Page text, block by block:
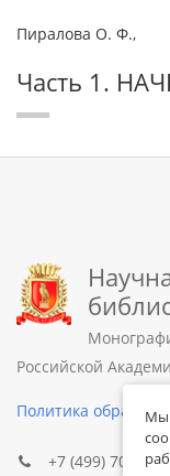
Пиралова О. Ф.,
Часть 1.
Российской
Политика
+7 (499) 705-72-
Мы